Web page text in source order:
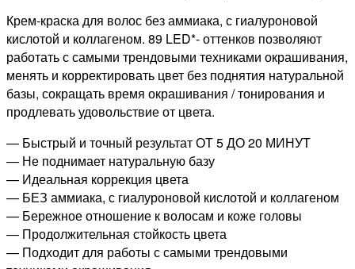
Крем-краска для волос без аммиака, с гиалуроновой
кислотой и коллагеном. 89 LED*- оттенков позволяют
работать с самыми трендовыми техниками окрашивания,
менять и корректировать цвет без поднятия натуральной
базы, сокращать время окрашивания / тонирования и
продлевать удовольствие от цвета.
— Быстрый и точный результат ОТ 5 ДО 20 МИНУТ
— Не поднимает натуральную базу
— Идеальная коррекция цвета
— БЕЗ аммиака, с гиалуроновой кислотой и коллагеном
— Бережное отношение к волосам и коже головы
— Продолжительная стойкость цвета
— Подходит для работы с самыми трендовыми